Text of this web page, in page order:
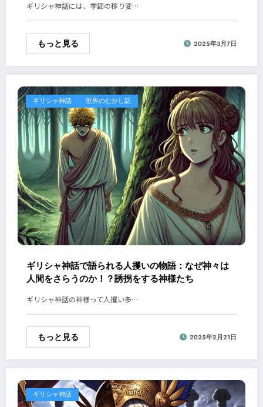
ギリシャ神話には、季節の移り変…
もっと見る 2025年3月7日
ギリシャ神話 世界のむかし話
ギリシャ神話で語られる人攫いの物語：なぜ神々は
人間をさらうのか！？誘拐をする神様たち
ギリシャ神話の神様って人攫い多…
もっと見る 2025年2月21日
ギリシャ神話